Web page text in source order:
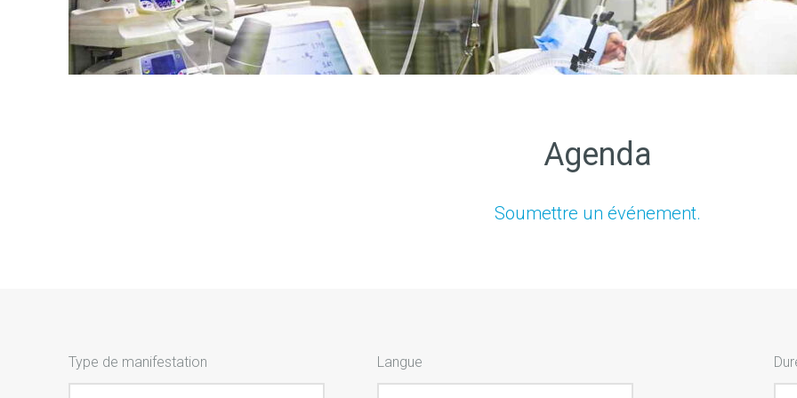
Agenda
Soumettre un événement.
Type de manifestation Langue